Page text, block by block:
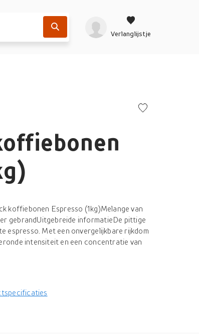
Verlanglijstje
koffiebonen Espresso (1kg)Melange van
gebrandUitgebreide informatieDe pittige
espresso. Met een onvergelijkbare rijkdom
intensiteit en een concentratie van